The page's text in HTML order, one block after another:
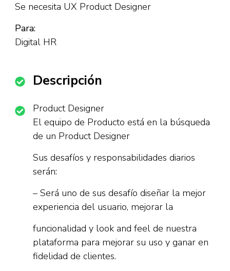
Se necesita UX Product Designer
Para:
Digital HR
Descripción
Product Designer
El equipo de Producto está en la búsqueda
de un Product Designer
Sus desafíos y responsabilidades diarios
serán:
– Será uno de sus desafío diseñar la mejor
experiencia del usuario, mejorar la
funcionalidad y look and feel de nuestra
plataforma para mejorar su uso y ganar en
fidelidad de clientes.